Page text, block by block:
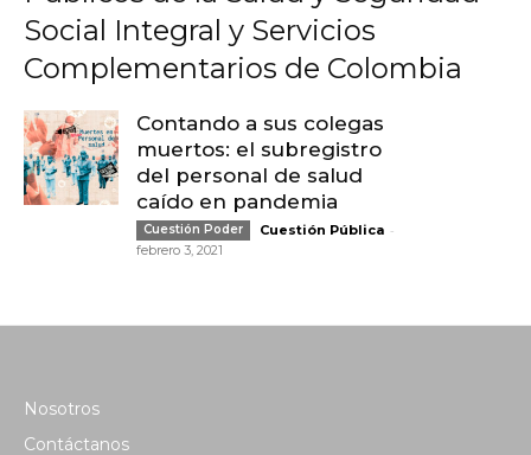
Social Integral y Servicios
Complementarios de Colombia
Contando a sus colegas
muertos: el subregistro
del personal de salud
caído en pandemia
Cuestión Poder Cuestión Pública -
febrero 3, 2021
Nosotros
Contáctanos